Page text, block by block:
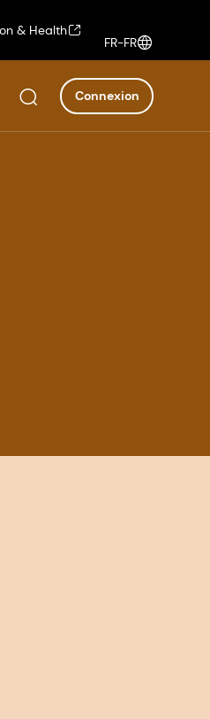
& Health
FR-FR
Connexion